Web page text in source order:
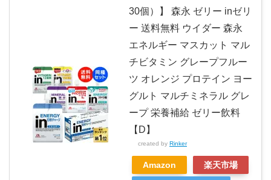
30個）】 森永 ゼリー inゼリ
ー 送料無料 ウイダー 森永
エネルギー マスカット マル
チビタミン グレープフルー
ツ オレンジ プロテイン ヨー
グルト マルチミネラル グレ
ープ 栄養補給 ゼリー飲料
【D】
created by Rinker
Amazon 楽天市場